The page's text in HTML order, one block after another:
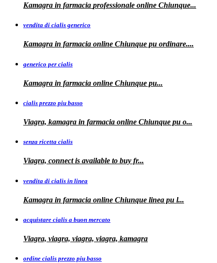
Kamagra in farmacia professionale online Chiunque...
vendita di cialis generico
Kamagra in farmacia online Chiunque pu ordinare....
generico per cialis
Kamagra in farmacia online Chiunque pu...
cialis prezzo piu basso
Viagra, kamagra in farmacia online Chiunque pu o...
senza ricetta cialis
Viagra, connect is available to buy fr...
vendita di cialis in linea
Kamagra in farmacia online Chiunque linea pu l...
acquistare cialis a buon mercato
Viagra, viagra, viagra, viagra, kamagra
ordine cialis prezzo piu basso